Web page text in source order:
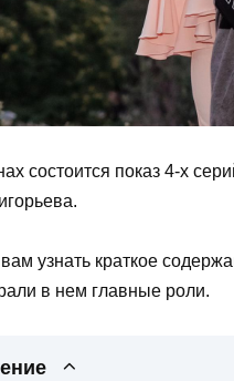
состоится показ 4-х
узнать краткое
в нем главные роли.